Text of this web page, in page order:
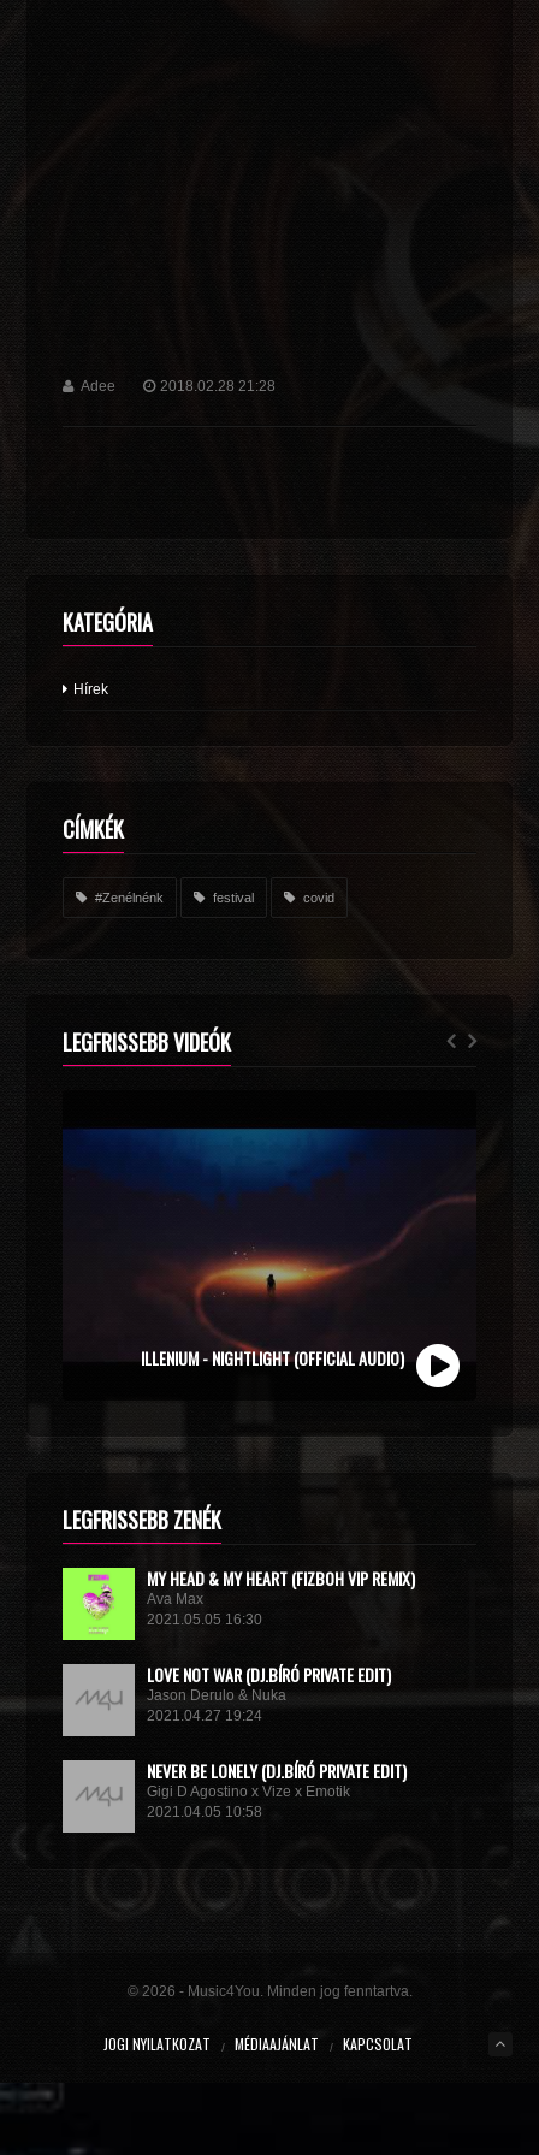
Adee 2018.02.28 21:28
KATEGÓRIA
Hírek
CÍMKÉK
#Zenélnénk festival covid
LEGFRISSEBB VIDEÓK
ILLENIUM - NIGHTLIGHT (OFFICIAL AUDIO)
ZOLI VEKONY X CALIDORA - MINDIG NYÁR (OFFICIAL
MUSIC VIDEO)
LEGFRISSEBB ZENÉK
MY HEAD & MY HEART (FIZBOH VIP REMIX)
Ava Max
2021.05.05 16:30
LOVE NOT WAR (DJ.BÍRÓ PRIVATE EDIT)
Jason Derulo & Nuka
2021.04.27 19:24
NEVER BE LONELY (DJ.BÍRÓ PRIVATE EDIT)
Gigi D Agostino x Vize x Emotik
2021.04.05 10:58
GET IN TROUBLE (SO WHAT) (DJ.BÍRÓ PRIVATE EDIT)
2021.02.18 19:09
Willcox
KUNG FU (EXTENDED MIX)
© 2026 - Music4You. Minden jog fenntartva.
JOGI NYILATKOZAT MÉDIAAJÁNLAT KAPCSOLAT